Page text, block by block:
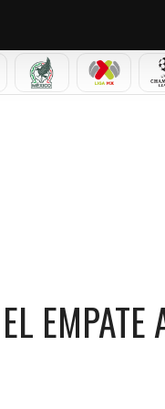
2026
2026
SELECCIÓNLIGA MX